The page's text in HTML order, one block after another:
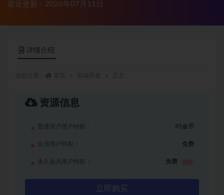
最近更新：2026年07月11日
详情介绍
资源信息
普通用户用户特权： 45金币
会员用户特权： 免费
永久会员用户特权： 免费
立即购买